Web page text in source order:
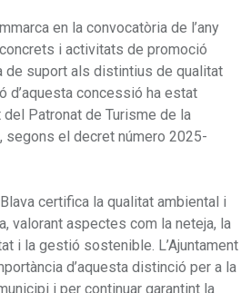
en la convocatòria de l’any
i activitats de promoció
de suport als distintius de qualitat
d’aquesta concessió ha estat
Patronat de Turisme de la
segons el decret número 2025-
certifica la qualitat ambiental i
valorant aspectes com la neteja, la
i la gestió sostenible. L’Ajuntament
d’aquesta distinció per a la
i per continuar garantint la